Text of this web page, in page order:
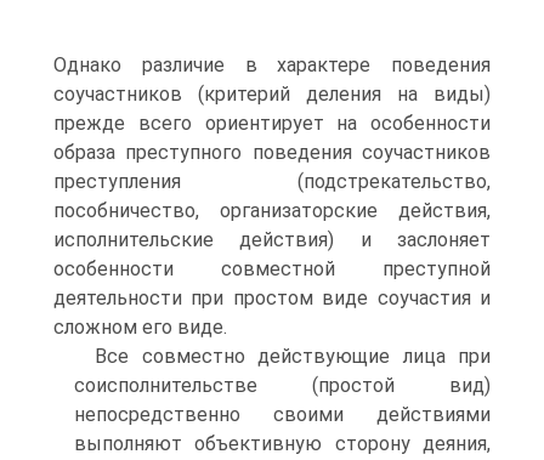
Однако различие в характере поведения
соучастников (критерий деления на виды)
прежде всего ориентирует на особенности
образа преступного поведения соучастников
преступления (подстрекательство,
пособничество, организаторские действия,
исполнительские действия) и заслоняет
особенности совместной преступной
деятельности при простом виде соучастия и
сложном его виде.
Все совместно действующие лица при
соисполнительстве (простой вид)
непосредственно своими действиями
выполняют объективную сторону деяния,